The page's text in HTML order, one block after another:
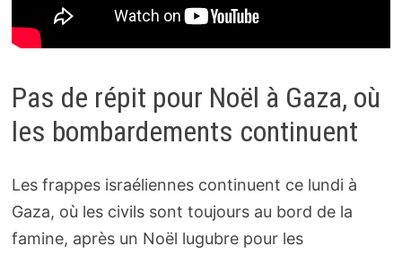
Pas de répit pour Noël à Gaza, où
les bombardements continuent
Les frappes israéliennes continuent ce lundi à
Gaza, où les civils sont toujours au bord de la
famine, après un Noël lugubre pour les